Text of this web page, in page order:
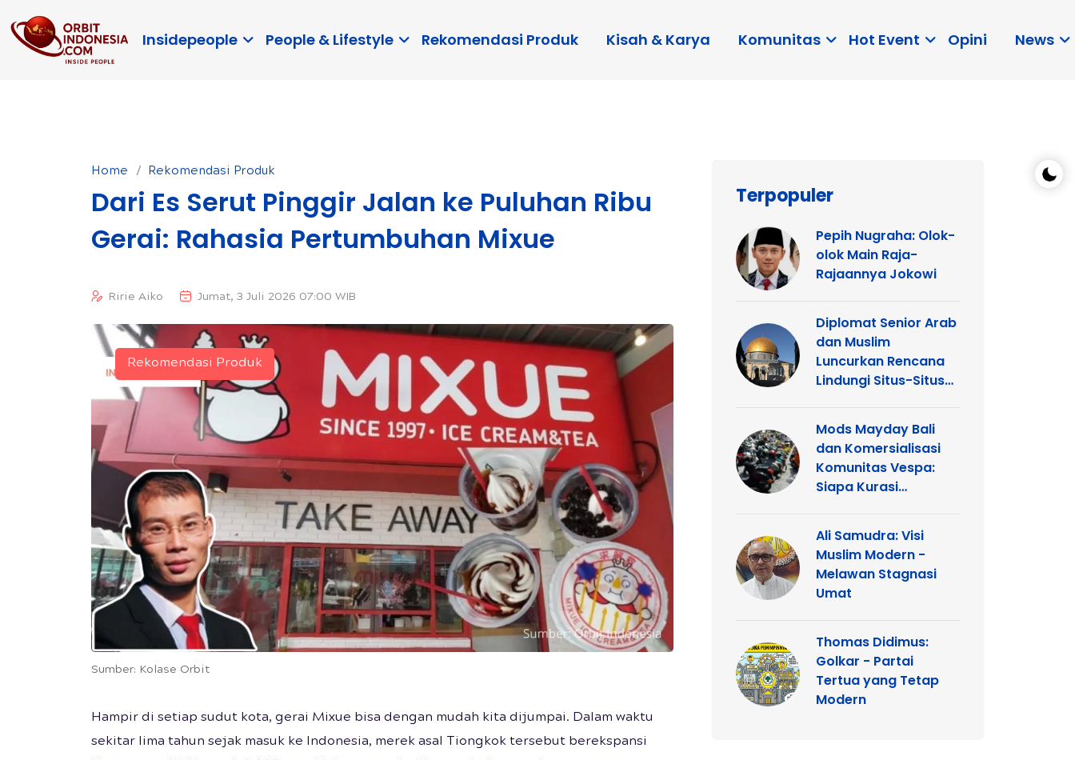
Insidepeople People & Lifestyle Rekomendasi Produk Kisah & Karya Komunitas Hot Event Opini News
Home Rekomendasi Produk
Dari Es Serut Pinggir Jalan ke Puluhan Ribu
Gerai: Rahasia Pertumbuhan Mixue
Ririe Aiko Jumat, 3 Juli 2026 07:00 WIB
Sumber: Kolase Orbit
Rekomendasi Produk
Hampir di setiap sudut kota, gerai Mixue bisa dengan mudah kita dijumpai. Dalam waktu
sekitar lima tahun sejak masuk ke Indonesia, merek asal Tiongkok tersebut berekspansi
Terpopuler
Pepih Nugraha: Olok-
olok Main Raja-
Rajaannya Jokowi
Diplomat Senior Arab
dan Muslim
Luncurkan Rencana
Lindungi Situs-Situs
Yerusalem
Mods Mayday Bali
dan Komersialisasi
Komunitas Vespa:
Siapa Kurasi
Ali Samudra: Visi
Muslim Modern -
Melawan Stagnasi
Umat
Thomas Didimus:
Golkar - Partai
Tertua yang Tetap
Modern